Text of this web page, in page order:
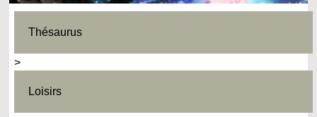
Thésaurus
>
Loisirs